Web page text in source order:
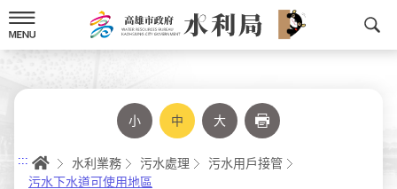
到
主
要
小 中 大
::: 首頁水利業務 污水處理
污水用戶接管
污水下水道可使用地區